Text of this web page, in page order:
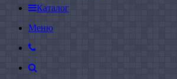
Каталог
Меню